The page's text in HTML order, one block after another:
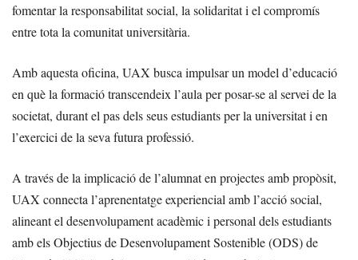
fomentar la responsabilitat social, la solidaritat i el compromís
entre tota la comunitat universitària.
Amb aquesta oficina, UAX busca impulsar un model d’educació
en què la formació transcendeix l’aula per posar-se al servei de la
societat, durant el pas dels seus estudiants per la universitat i en
l’exercici de la seva futura professió.
A través de la implicació de l’alumnat en projectes amb propòsit,
UAX connecta l’aprenentatge experiencial amb l’acció social,
alineant el desenvolupament acadèmic i personal dels estudiants
amb els Objectius de Desenvolupament Sostenible (ODS) de